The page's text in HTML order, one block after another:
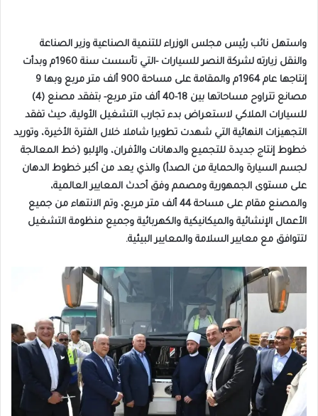
واستهل نائب رئيس مجلس الوزراء للتنمية الصناعية وزير الصناعة
والنقل زيارته لشركة النصر للسيارات -التي تأسست سنة 1960م وبدأت
إنتاجها عام 1964م والمقامة على مساحة 900 ألف متر مربع وبها 9
مصانع تتراوح مساحاتها بين 18-40 ألف متر مربع- بتفقد مصنع (4)
للسيارات الملاكي لاستعراض بدء تجارب التشغيل الأولية، حيث تفقد
التجهيزات النهائية التي شهدت تطويرا شاملا خلال الفترة الأخيرة، وتوريد
خطوط إنتاج جديدة للتجميع والدهانات والأفران، والإلبو (خط المعالجة
لجسم السيارة والحماية من الصدأ) والذي يعد من أكبر خطوط الدهان
على مستوى الجمهورية ومصمم وفق أحدث المعايير العالمية،
والمصنع مقام على مساحة 44 ألف متر مربع، وتم الانتهاء من جميع
الأعمال الإنشائية والميكانيكية والكهربائية وجميع منظومة التشغيل
لتتوافق مع معايير السلامة والمعايير البيئية.